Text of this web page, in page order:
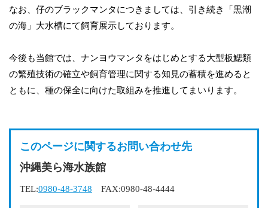
なお、仔のブラックマンタにつきましては、引き続き「黒潮
の海」大水槽にて飼育展示しております。
今後も当館では、ナンヨウマンタをはじめとする大型板鰓類
の繁殖技術の確立や飼育管理に関する知見の蓄積を進めると
ともに、種の保全に向けた取組みを推進してまいります。
このページに関するお問い合わせ先
沖縄美ら海水族館
TEL:0980-48-3748 FAX:0980-48-4444